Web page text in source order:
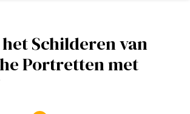
Schilderen van
Portretten met